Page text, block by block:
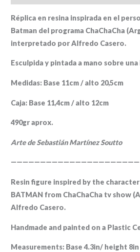
Réplica en resina inspirada en el
Batman del programa ChaChaCha
interpretado por Alfredo Casero.
Esculpida y pintada a mano sobre
Medidas: Base 11cm / alto 20,5cm
Caja: Base 11,4cm / alto 12cm
490gr aprox.
Arte de Sebastián Martínez Soutto
Resin figure inspired by the character
BATMAN from ChaChaCha tv show
Alfredo Casero.
Handmade and painted on a Plastic
Measurements: Base 4.3in/ height 8in